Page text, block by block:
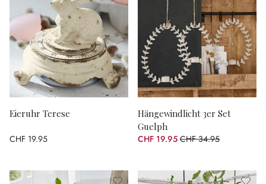
Eieruhr Terese
CHF 19.95
Hängewindlicht 3er Set
Guelph
CHF 19.95 CHF 34.95
(42.92% gespart)